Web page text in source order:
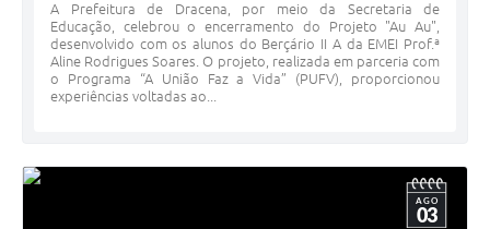
A Prefeitura de Dracena, por meio da Secretaria de
Educação, celebrou o encerramento do Projeto "Au Au",
desenvolvido com os alunos do Berçário II A da EMEI Prof.ª
Aline Rodrigues Soares. O projeto, realizada em parceria com
o Programa “A União Faz a Vida” (PUFV), proporcionou
experiências voltadas ao...
AGO
03